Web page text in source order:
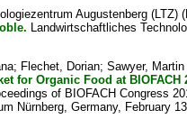
Augustenberg (LTZ)
Landwirtschaftliches
; Flechet, Dorian;Sawyer, Martin
for Organic Food at BIOFACH
of BIOFACH Congress
Nürnberg, Germany, February